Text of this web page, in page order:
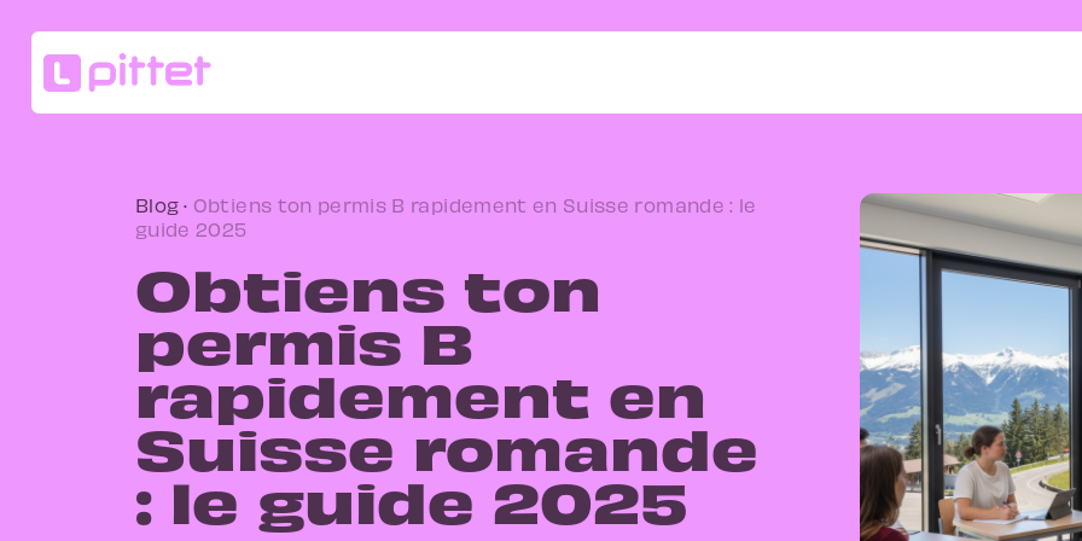
Blog · Obtiens ton permis B rapidement en Suisse romande : le
guide 2025
Obtiens ton
permis B
rapidement en
Suisse romande
: le guide 2025